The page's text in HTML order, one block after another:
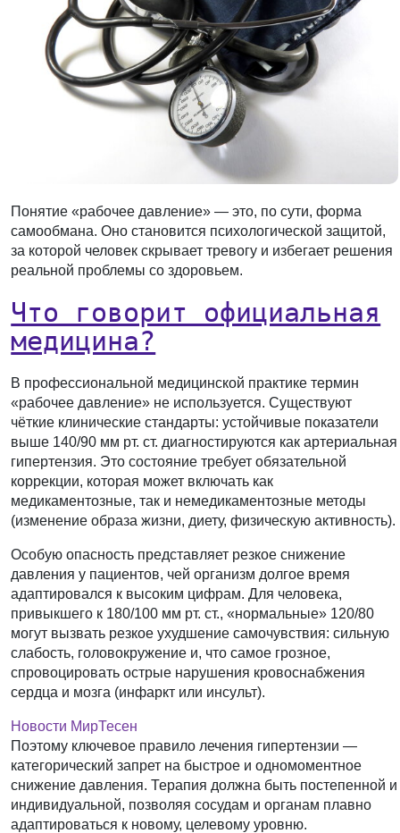
Понятие «рабочее давление» — это, по сути, форма
самообмана. Оно становится психологической защитой,
за которой человек скрывает тревогу и избегает решения
реальной проблемы со здоровьем.
Что говорит официальная
медицина?
В профессиональной медицинской практике термин
«рабочее давление» не используется. Существуют
чёткие клинические стандарты: устойчивые показатели
выше 140/90 мм рт. ст. диагностируются как артериальная
гипертензия. Это состояние требует обязательной
коррекции, которая может включать как
медикаментозные, так и немедикаментозные методы
(изменение образа жизни, диету, физическую активность).
Особую опасность представляет резкое снижение
давления у пациентов, чей организм долгое время
адаптировался к высоким цифрам. Для человека,
привыкшего к 180/100 мм рт. ст., «нормальные» 120/80
могут вызвать резкое ухудшение самочувствия: сильную
слабость, головокружение и, что самое грозное,
спровоцировать острые нарушения кровоснабжения
сердца и мозга (инфаркт или инсульт).
Новости МирТесен
Поэтому ключевое правило лечения гипертензии —
категорический запрет на быстрое и одномоментное
снижение давления. Терапия должна быть постепенной и
индивидуальной, позволяя сосудам и органам плавно
адаптироваться к новому, целевому уровню.